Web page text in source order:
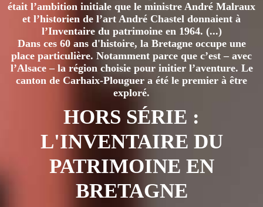
était l’ambition initiale que le ministre André Malraux
et l’historien de l’art André Chastel donnaient à
l’Inventaire du patrimoine en 1964. (...)
Dans ces 60 ans d'histoire, la Bretagne occupe une
place particulière. Notamment parce que c’est – avec
l’Alsace – la région choisie pour initier l’aventure. Le
canton de Carhaix-Plouguer a été le premier à être
exploré.
HORS SÉRIE :
L'INVENTAIRE DU
PATRIMOINE EN
BRETAGNE